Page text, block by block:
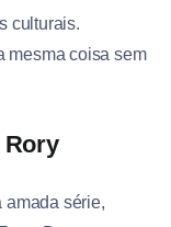
culturais.
mesma coisa sem
Rory
amada série,